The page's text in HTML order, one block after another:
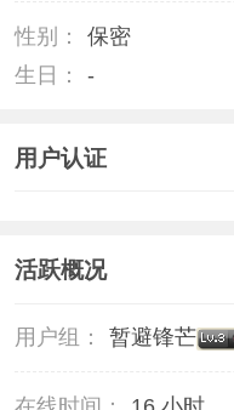
性别：
保密
生日：
-
用户认证
活跃概况
用户组： 暂避锋芒